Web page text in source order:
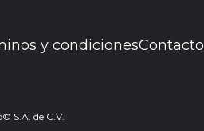
y condicionesContacto
S.A. de C.V.